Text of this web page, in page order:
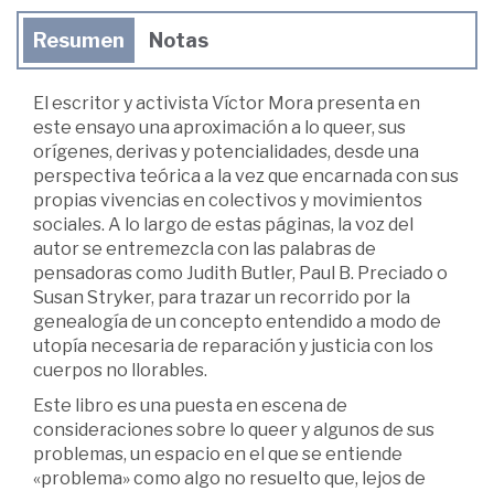
Resumen Notas
El escritor y activista Víctor Mora presenta en
este ensayo una aproximación a lo queer, sus
orígenes, derivas y potencialidades, desde una
perspectiva teórica a la vez que encarnada con sus
propias vivencias en colectivos y movimientos
sociales. A lo largo de estas páginas, la voz del
autor se entremezcla con las palabras de
pensadoras como Judith Butler, Paul B. Preciado o
Susan Stryker, para trazar un recorrido por la
genealogía de un concepto entendido a modo de
utopía necesaria de reparación y justicia con los
cuerpos no llorables.
Este libro es una puesta en escena de
consideraciones sobre lo queer y algunos de sus
problemas, un espacio en el que se entiende
«problema» como algo no resuelto que, lejos de